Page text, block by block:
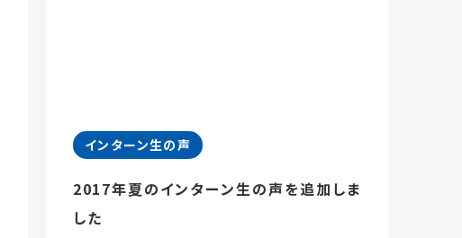
インターン生の声
2017年夏のインターン生の声を追加しま
した